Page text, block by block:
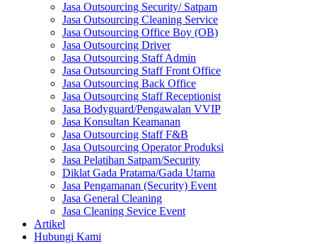
Jasa Outsourcing Security/ Satpam
Jasa Outsourcing Cleaning Service
Jasa Outsourcing Office Boy (OB)
Jasa Outsourcing Driver
Jasa Outsourcing Staff Admin
Jasa Outsourcing Staff Front Office
Jasa Outsourcing Back Office
Jasa Outsourcing Staff Receptionist
Jasa Bodyguard/Pengawalan VVIP
Jasa Konsultan Keamanan
Jasa Outsourcing Staff F&B
Jasa Outsourcing Operator Produksi
Jasa Pelatihan Satpam/Security
Diklat Gada Pratama/Gada Utama
Jasa Pengamanan (Security) Event
Jasa General Cleaning
Jasa Cleaning Sevice Event
Artikel
Hubungi Kami